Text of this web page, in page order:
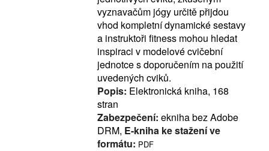
vyznavačům jógy určitě přijdou
vhod kompletní dynamické sestavy
a instruktoři fitness mohou hledat
inspiraci v modelové cvičební
jednotce s doporučením na použití
uvedených cviků.
Popis: Elektronická kniha, 168
stran
Zabezpečení: ekniha bez Adobe
DRM, E-kniha ke stažení ve
formátu: PDF